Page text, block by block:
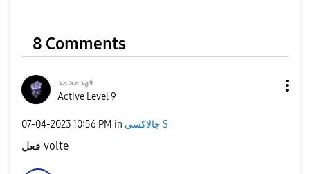
8 Comments
فهدمحمد
Active Level 9
‎07-04-202310:56 PM in جالاكسى S
فعل volte